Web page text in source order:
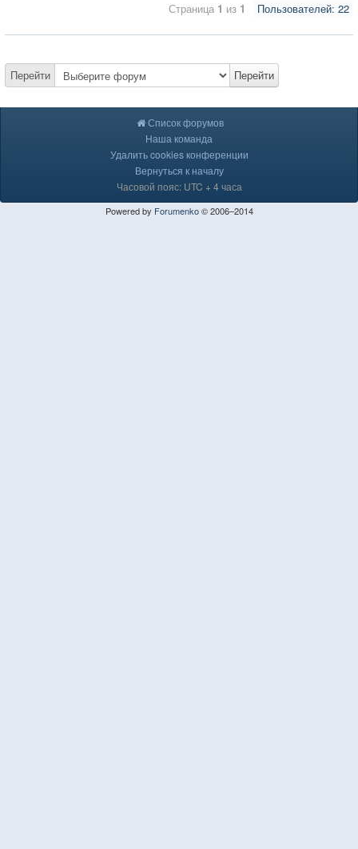
Пользователей: 22
Страница 1 из 1
Перейти Перейти
Список форумов
Наша команда
Удалить cookies конференции
Вернуться к началу
Часовой пояс: UTC + 4 часа
Powered by Forumenko© 2006–2014